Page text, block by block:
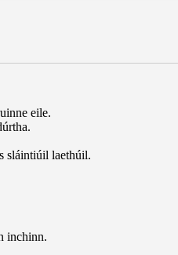
eile.
sláintiúil laethúil.
inchinn.